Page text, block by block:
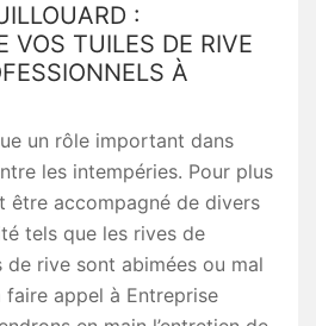
:
VOS TUILES DE RIVE
À
un rôle important dans
les intempéries. Pour plus
être accompagné de divers
tels que les rives de
rive sont abimées ou mal
faire appel à Entreprise